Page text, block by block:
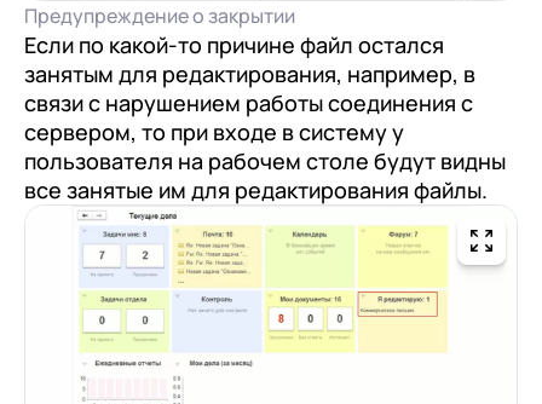
Предупреждение о закрытии
Если по какой-то причине файл остался
занятым для редактирования, например, в
связи с нарушением работы соединения с
сервером, то при входе в систему у
пользователя на рабочем столе будут видны
все занятые им для редактирования файлы.